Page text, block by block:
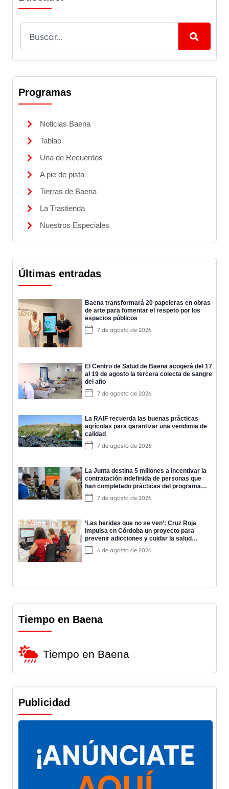
Programas
Noticias Baena
Tablao
Una de Recuerdos
A pie de pista
Tierras de Baena
La Trastienda
Nuestros Especiales
Últimas entradas
Baena transformará 20 papeleras en obras
de arte para fomentar el respeto por los
espacios públicos
7 de agosto de 2026
El Centro de Salud de Baena acogerá del 17
al 19 de agosto la tercera colecta de sangre
del año
7 de agosto de 2026
La RAIF recuerda las buenas prácticas
agrícolas para garantizar una vendimia de
calidad
7 de agosto de 2026
La Junta destina 5 millones a incentivar la
contratación indefinida de personas que
han completado prácticas del programa
EPES
7 de agosto de 2026
‘Las heridas que no se ven’: Cruz Roja
impulsa en Córdoba un proyecto para
prevenir adicciones y cuidar la salud
mental
6 de agosto de 2026
Tiempo en Baena
Tiempo en Baena
Publicidad